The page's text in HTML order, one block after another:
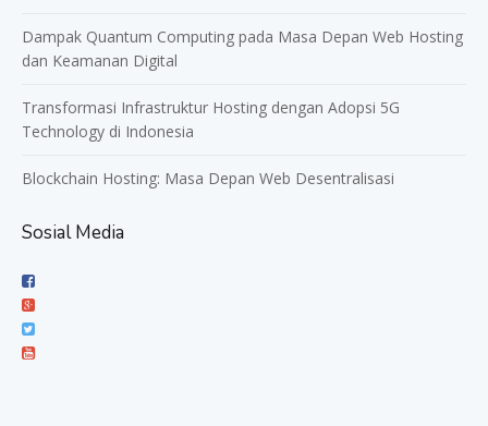
Dampak Quantum Computing pada Masa Depan Web Hosting
dan Keamanan Digital
Transformasi Infrastruktur Hosting dengan Adopsi 5G
Technology di Indonesia
Blockchain Hosting: Masa Depan Web Desentralisasi
Sosial Media